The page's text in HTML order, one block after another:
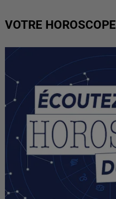
VOTRE HOROSCOPE